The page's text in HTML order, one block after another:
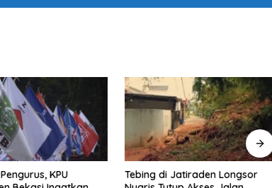
KPU
Tebing di Jatiraden Longsor